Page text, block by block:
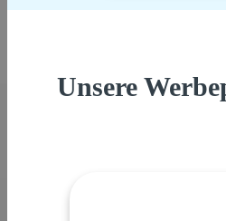
Unsere